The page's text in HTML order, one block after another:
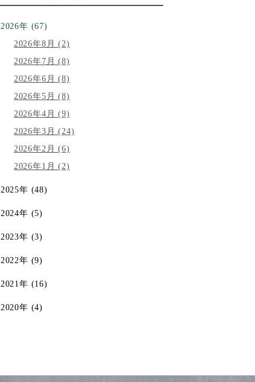
2026年 (67)
2026年8月 (2)
2026年7月 (8)
2026年6月 (8)
2026年5月 (8)
2026年4月 (9)
2026年3月 (24)
2026年2月 (6)
2026年1月 (2)
2025年 (48)
2024年 (5)
2023年 (3)
2022年 (9)
2021年 (16)
2020年 (4)